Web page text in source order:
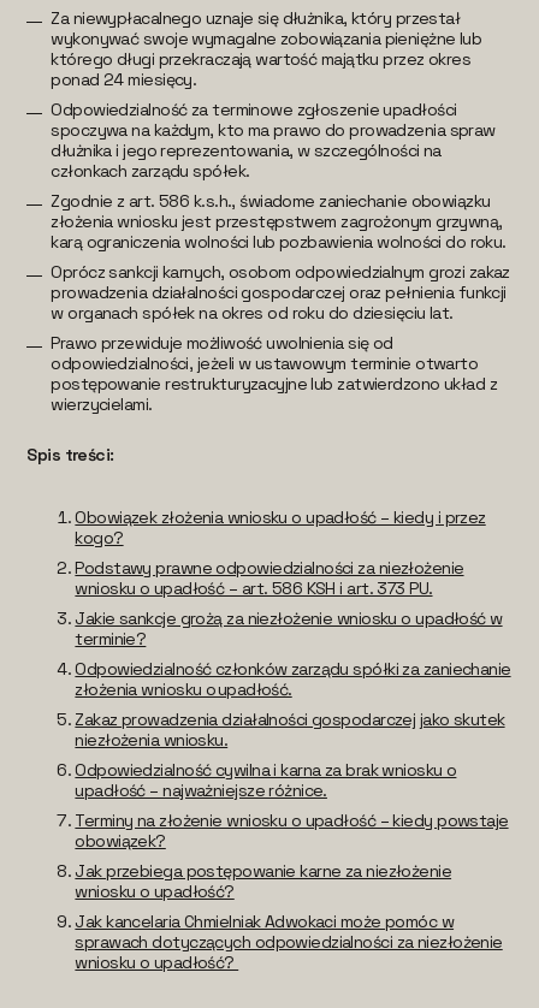
Za niewypłacalnego uznaje się dłużnika, który przestał
wykonywać swoje wymagalne zobowiązania pieniężne lub
którego długi przekraczają wartość majątku przez okres
ponad 24 miesięcy.
Odpowiedzialność za terminowe zgłoszenie upadłości
spoczywa na każdym, kto ma prawo do prowadzenia spraw
dłużnika i jego reprezentowania, w szczególności na
członkach zarządu spółek.
Zgodnie z art. 586 k.s.h., świadome zaniechanie obowiązku
złożenia wniosku jest przestępstwem zagrożonym grzywną,
karą ograniczenia wolności lub pozbawienia wolności do roku.
Oprócz sankcji karnych, osobom odpowiedzialnym grozi zakaz
prowadzenia działalności gospodarczej oraz pełnienia funkcji
w organach spółek na okres od roku do dziesięciu lat.
Prawo przewiduje możliwość uwolnienia się od
odpowiedzialności, jeżeli w ustawowym terminie otwarto
postępowanie restrukturyzacyjne lub zatwierdzono układ z
wierzycielami.
Spis treści:
Obowiązek złożenia wniosku o upadłość – kiedy i przez
kogo?
Podstawy prawne odpowiedzialności za niezłożenie
wniosku o upadłość – art. 586 KSH i art. 373 PU.
Jakie sankcje grożą za niezłożenie wniosku o upadłość w
terminie?
Odpowiedzialność członków zarządu spółki za zaniechanie
złożenia wniosku o upadłość.
Zakaz prowadzenia działalności gospodarczej jako skutek
niezłożenia wniosku.
Odpowiedzialność cywilna i karna za brak wniosku o
upadłość – najważniejsze różnice.
Terminy na złożenie wniosku o upadłość – kiedy powstaje
obowiązek?
Jak przebiega postępowanie karne za niezłożenie
wniosku o upadłość?
Jak kancelaria Chmielniak Adwokaci może pomóc w
sprawach dotyczących odpowiedzialności za niezłożenie
wniosku o upadłość?